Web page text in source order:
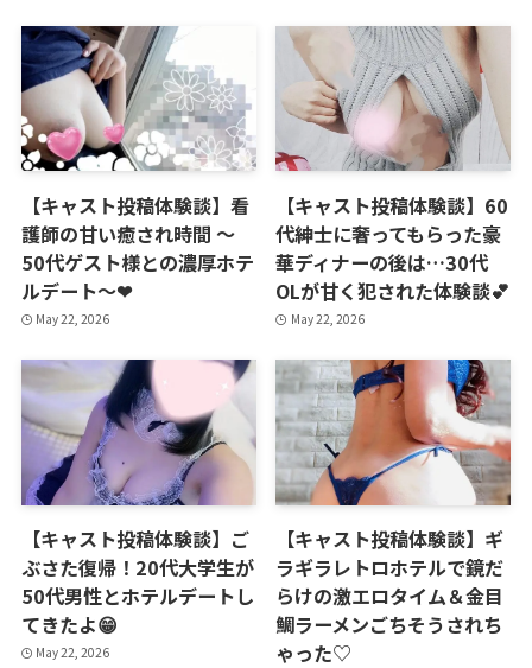
【キャスト投稿体験談】看
護師の甘い癒され時間 ～
50代ゲスト様との濃厚ホテ
ルデート～❤
May 22, 2026
【キャスト投稿体験談】60
代紳士に奢ってもらった豪
華ディナーの後は…30代
OLが甘く犯された体験談💕
May 22, 2026
【キャスト投稿体験談】ご
ぶさた復帰！20代大学生が
50代男性とホテルデートし
てきたよ😁
May 22, 2026
【キャスト投稿体験談】ギ
ラギラレトロホテルで鏡だ
らけの激エロタイム＆金目
鯛ラーメンごちそうされち
ゃった♡